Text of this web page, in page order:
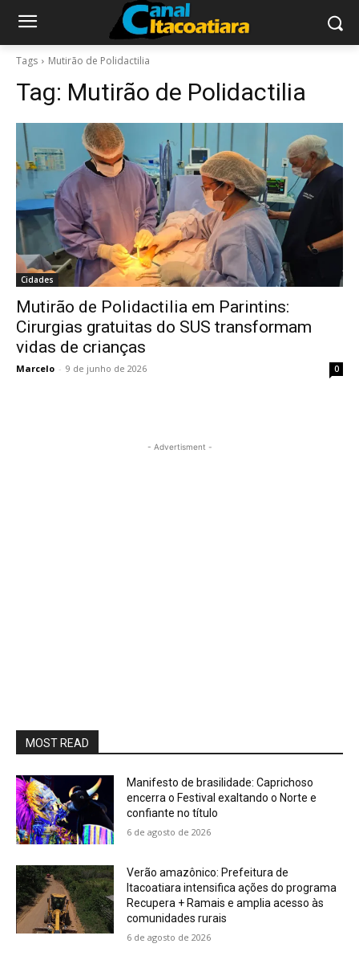
Tags Mutirão de Polidactilia
Tag: Mutirão de Polidactilia
Cidades
Mutirão de Polidactilia em Parintins:
Cirurgias gratuitas do SUS transformam
vidas de crianças
Marcelo - 9 de junho de 2026 0
- Advertisment -
MOST READ
Manifesto de brasilidade: Caprichoso
encerra o Festival exaltando o Norte e
confiante no título
6 de agosto de 2026
Verão amazônico: Prefeitura de
Itacoatiara intensifica ações do programa
Recupera + Ramais e amplia acesso às
comunidades rurais
6 de agosto de 2026